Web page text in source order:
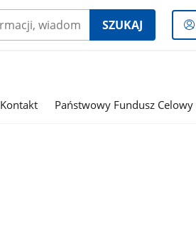
SZUKAJ
Kontakt Państwowy Fundusz Celowy